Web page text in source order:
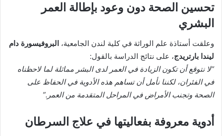
تحسين الصحة دون وعود بإطالة العمر
البشري
وعلقت أستاذة علم الوراثة في كلية لندن الجامعية، البروفيسورة دام
ليندا بارتريدج، على نتائج الدراسة بالقول:
“لا نتوقع أن تكون الزيادة في العمر لدى البشر مماثلة لما لاحظناه
في الفئران، لكننا نأمل أن تساهم هذه الأدوية في الحفاظ على
الصحة وتجنب الأمراض في المراحل المتقدمة من العمر.”
أدوية معروفة بفعاليتها في علاج السرطان